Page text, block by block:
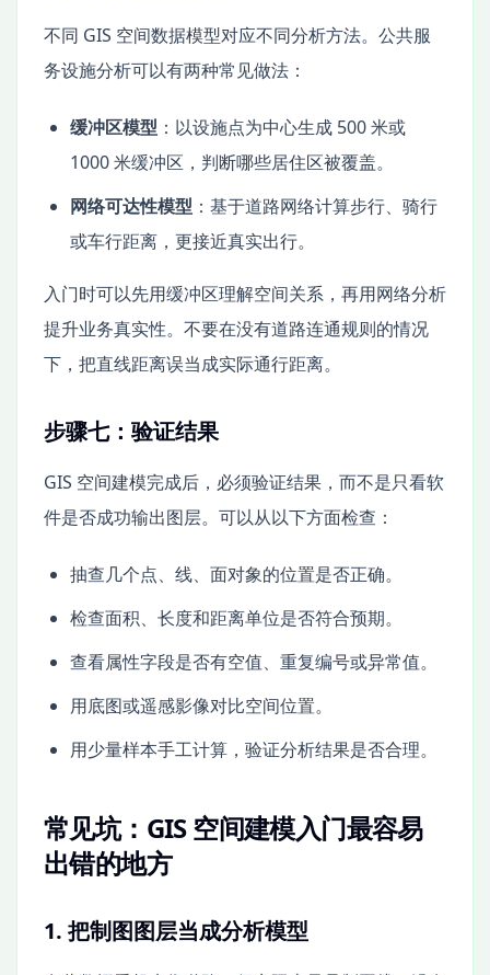
不同 GIS 空间数据模型对应不同分析方法。公共服
务设施分析可以有两种常见做法：
缓冲区模型 ：以设施点为中心生成 500 米或
1000 米缓冲区，判断哪些居住区被覆盖。
网络可达性模型 ：基于道路网络计算步行、骑行
或车行距离，更接近真实出行。
入门时可以先用缓冲区理解空间关系，再用网络分析
提升业务真实性。不要在没有道路连通规则的情况
下，把直线距离误当成实际通行距离。
步骤七：验证结果
GIS 空间建模完成后，必须验证结果，而不是只看软
件是否成功输出图层。可以从以下方面检查：
抽查几个点、线、面对象的位置是否正确。
检查面积、长度和距离单位是否符合预期。
查看属性字段是否有空值、重复编号或异常值。
用底图或遥感影像对比空间位置。
用少量样本手工计算，验证分析结果是否合理。
常见坑：GIS 空间建模入门最容易
出错的地方
1. 把制图图层当成分析模型